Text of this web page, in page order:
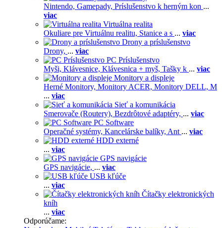
Nintendo, Gamepady, Príslušenstvo k herným kon ...
viac
Virtuálna realita
Okuliare pre Virtuálnu realitu, Stanice a s ... viac
Drony a príslušenstvo
Drony, ... viac
PC Príslušenstvo
Myši, Klávesnice, Klávesnica + myš, Tašky k ... viac
Monitory a displeje
Herné Monitory, Monitory ACER, Monitory DELL, M
... viac
Sieť a komunikácia
Smerovače (Routery), Bezdrôtové adaptéry, ... viac
PC Software
Operačné systémy, Kancelárske balíky, Ant ... viac
HDD externé
... viac
GPS navigácie
GPS navigácie, ... viac
USB kľúče
... viac
Čítačky elektronických
kníh
... viac
Odporúčame: